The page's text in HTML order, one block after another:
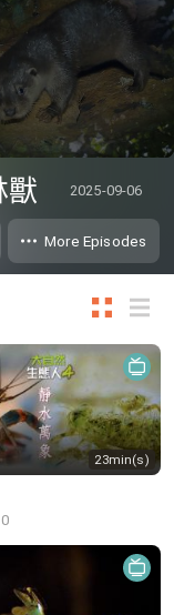
獸 2025-09-06
More Episodes
23min(s)